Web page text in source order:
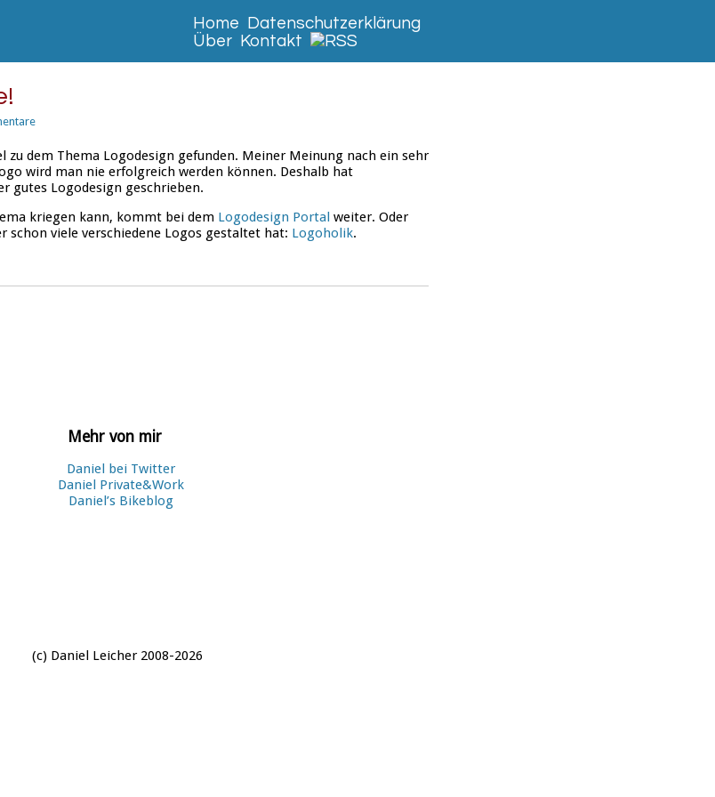
Home
Datenschutzerklärung
Über Kontakt
dem Thema Logodesign gefunden. Meiner Meinung nach ein sehr
wird man nie erfolgreich werden können. Deshalb hat
gutes Logodesign geschrieben.
kriegen kann, kommt bei dem Logodesign Portal weiter. Oder
schon viele verschiedene Logos gestaltet hat: Logoholik.
Mehr von mir
Daniel bei Twitter
Daniel Private&Work
Daniel’s Bikeblog
(c) Daniel Leicher 2008-2026